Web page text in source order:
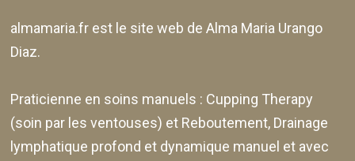
almamaria.fr est le site web deAlma Maria Urango
Diaz.
Praticienne en soins manuels : Cupping Therapy
(soin par les ventouses) et Reboutement, Drainage
lymphatique profond et dynamique manuel et avec